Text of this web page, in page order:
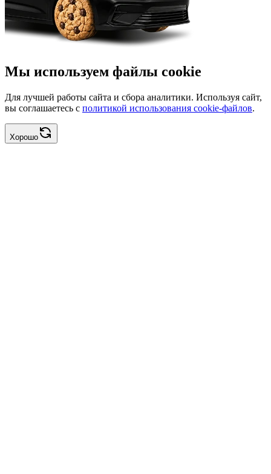
Мы используем файлы cookie
Для лучшей работы сайта и сбора аналитики. Используя сайт,
вы соглашаетесь с политикой использования cookie-файлов.
Хорошо